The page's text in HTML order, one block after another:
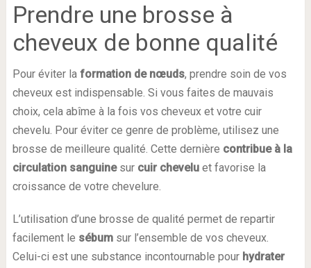
Prendre une brosse à
cheveux de bonne qualité
Pour éviter la formation de nœuds, prendre soin de vos
cheveux est indispensable. Si vous faites de mauvais
choix, cela abîme à la fois vos cheveux et votre cuir
chevelu. Pour éviter ce genre de problème, utilisez une
brosse de meilleure qualité. Cette dernière contribue à la
circulation sanguinesur cuir cheveluet favorise la
croissance de votre chevelure.
L’utilisation d’une brosse de qualité permet de repartir
facilement le sébumsur l’ensemble de vos cheveux.
Celui-ci est une substance incontournable pour hydrater